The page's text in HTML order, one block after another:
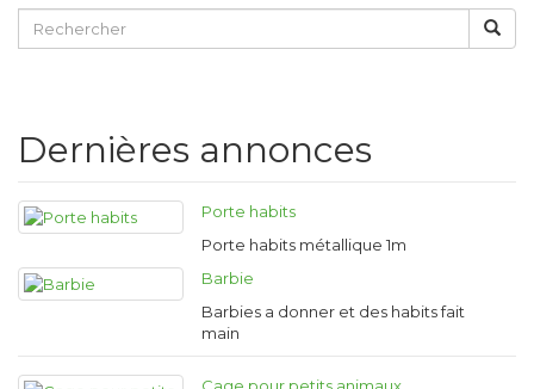
Dernières annonces
Porte habits
Porte habits métallique 1m
Barbie
Barbies a donner et des habits fait
main